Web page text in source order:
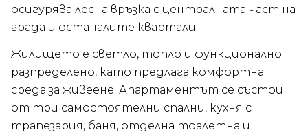
осигурява лесна връзка с централната част на
града и останалите квартали.
Жилището е светло, топло и функционално
разпределено, като предлага комфортна
среда за живеене. Апартаментът се състои
от три самостоятелни спални, кухня с
трапезария, баня, отделна тоалетна и